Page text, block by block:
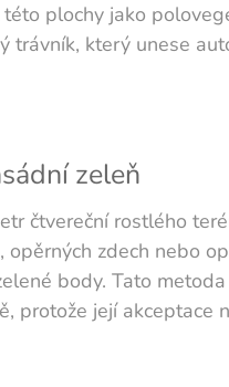
plochy jako
trávník, který unese
zeleň
čtvereční rostlého
zdech nebo
body. Tato
protože její akceptace